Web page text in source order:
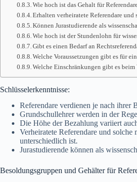
Wie hoch ist das Gehalt für
Erhalten verheiratete Referendare
Können Jurastudierende als
Wie hoch ist der Stundenlohn für
Gibt es einen Bedarf an
Welche Voraussetzungen gibt es für
Welche Einschränkungen gibt es beim
Schlüsselerkenntnisse:
Referendare verdienen je nach ihrer
Grundschullehrer werden in der
Die Höhe der Bezahlung variiert
Verheiratete Referendare und
unterschiedlich ist.
Jurastudierende können als
Besoldungsgruppen und Gehälter für